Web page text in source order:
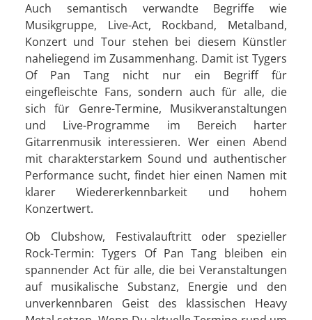
Auch semantisch verwandte Begriffe wie
Musikgruppe, Live-Act, Rockband, Metalband,
Konzert und Tour stehen bei diesem Künstler
naheliegend im Zusammenhang. Damit ist Tygers
Of Pan Tang nicht nur ein Begriff für
eingefleischte Fans, sondern auch für alle, die
sich für Genre-Termine, Musikveranstaltungen
und Live-Programme im Bereich harter
Gitarrenmusik interessieren. Wer einen Abend
mit charakterstarkem Sound und authentischer
Performance sucht, findet hier einen Namen mit
klarer Wiedererkennbarkeit und hohem
Konzertwert.
Ob Clubshow, Festivalauftritt oder spezieller
Rock-Termin: Tygers Of Pan Tang bleiben ein
spannender Act für alle, die bei Veranstaltungen
auf musikalische Substanz, Energie und den
unverkennbaren Geist des klassischen Heavy